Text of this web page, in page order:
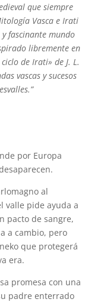
que siempre
Vasca e Irati
fascinante mundo
libremente en
de Irati» de J. L.
vascas y sucesos
por Europa
al
valle pide ayuda a
pacto de sangre,
a cambio, pero
que protegerá
era.
promesa con una
padre enterrado